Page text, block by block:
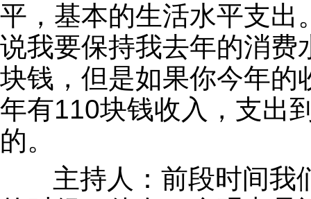
平，基本的生活水平支出
说我要保持我去年的消费
块钱，但是如果你今年的
年有110块钱收入，支出
的。
主持人：前段时间我